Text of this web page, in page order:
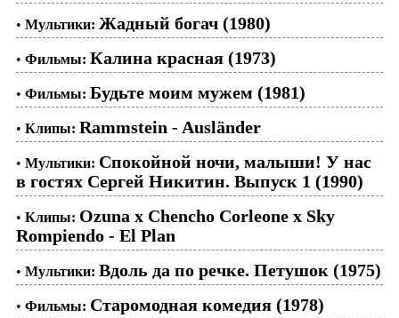
• Мультики: Жадный богач (1980)
• Фильмы: Калина красная (1973)
• Фильмы: Будьте моим мужем (1981)
• Клипы: Rammstein - Ausländer
• Мультики: Спокойной ночи, малыши! У нас
в гостях Сергей Никитин. Выпуск 1 (1990)
• Клипы: Ozuna x Chencho Corleone x Sky
Rompiendo - El Plan
• Мультики: Вдоль да по речке. Петушок (1975)
• Фильмы: Старомодная комедия (1978)